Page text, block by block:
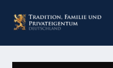
Inhalt
springen